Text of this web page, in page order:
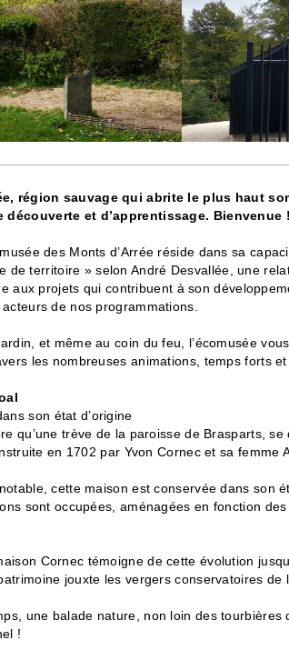
région sauvage qui abrite le plus haut
découverte et d’apprentissage. Bienvenue !
des Monts d’Arrée réside dans sa
de territoire » selon André Desvallée, une
aux projets qui contribuent à son
de nos programmations.
et même au coin du feu, l’écomusée
les nombreuses animations, temps forts et
son état d’origine
qu’une trève de la paroisse de Brasparts,
en 1702 par Yvon Cornec et sa femme
cette maison est conservée dans son
sont occupées, aménagées en fonction
Cornec témoigne de cette évolution
jouxte les vergers conservatoires de
une balade nature, non loin des tourbières
!